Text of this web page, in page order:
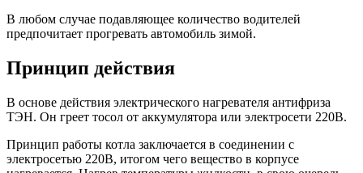
В любом случае подавляющее количество водителей
предпочитает прогревать автомобиль зимой.
Принцип действия
В основе действия электрического нагревателя антифриза
ТЭН. Он греет тосол от аккумулятора или электросети 220В.
Принцип работы котла заключается в соединении с
электросетью 220В, итогом чего вещество в корпусе